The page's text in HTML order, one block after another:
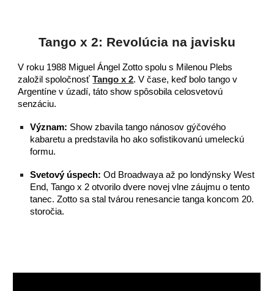
Tango x 2: Revolúcia na javisku
V roku 1988 Miguel Ángel Zotto spolu s Milenou Plebs
založil spoločnosťTango x 2. V čase, keď bolo tango v
Argentíne v úzadí, táto show spôsobila celosvetovú
senzáciu.
Význam: Show zbavila tango nánosov gýčového
kabaretu a predstavila ho ako sofistikovanú umeleckú
formu.
Svetový úspech: Od Broadwaya až po londýnsky West
End, Tango x 2 otvorilo dvere novej vlne záujmu o tento
tanec. Zotto sa stal tvárou renesancie tanga koncom 20.
storočia.